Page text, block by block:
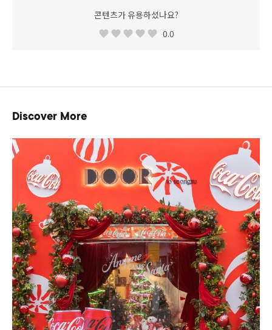
콘텐츠가 유용하셨나요?
0.0
Discover More